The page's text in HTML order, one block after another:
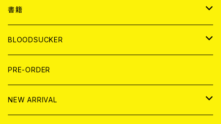
７EP
LP
WORLD
7EP
LP
JAPAN
T-shirt
HOOD
WORLD
T-shirt
HOOD
書籍
MAGAZINE
BOLLOCKS
EL ZINE
写真集 (PHOTOBOOK)
BLOODSUCKER
CD
アナログ
PRE-ORDER
NEW ARRIVAL